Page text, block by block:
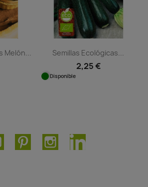
Melón... Semillas Ecológicas...
2,25 €
Disponible
YouTube PinterestInstagramLinkedIn